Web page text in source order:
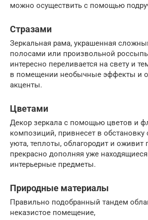
можно осуществить с помощью
Стразами
Зеркальная рама, украшенная
полосами или произвольной
интересно переливается на свету и
в помещении необычные эффекты и
акценты.
Цветами
Декор зеркала с помощью цветов и
композиций, привнесет в обстановку
уюта, теплоты, облагородит и оживит
прекрасно дополняя уже
интерьерные предметы.
Природные материалы
Правильно подобранный тандем
неказистое помещение,